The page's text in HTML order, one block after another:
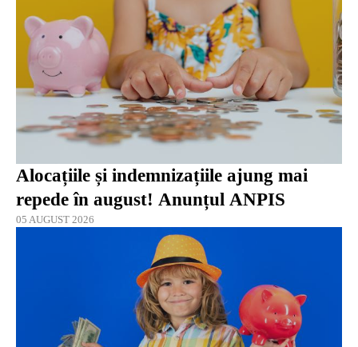
Alocațiile și indemnizațiile ajung mai
repede în august! Anunțul ANPIS
05 AUGUST 2026